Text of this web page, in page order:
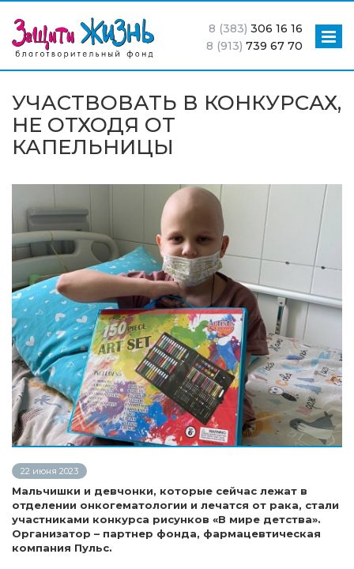
8 (383) 306 16 16
8 (913) 739 67 70
УЧАСТВОВАТЬ В КОНКУРСАХ,
НЕ ОТХОДЯ ОТ
КАПЕЛЬНИЦЫ
22 июня 2023
Мальчишки и девчонки, которые сейчас лежат в
отделении онкогематологии и лечатся от рака, стали
участниками конкурса рисунков «В мире детства».
Организатор – партнер фонда, фармацевтическая
компания Пульс.